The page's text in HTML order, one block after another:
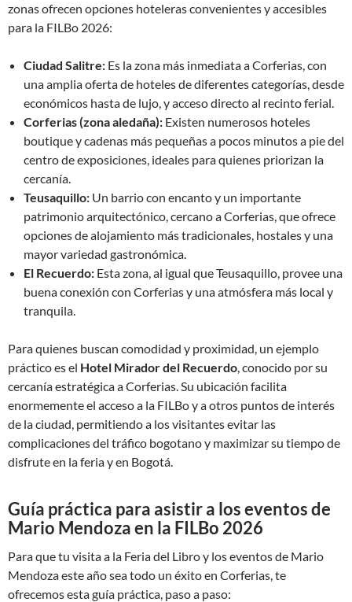
zonas ofrecen opciones hoteleras convenientes y accesibles
para la FILBo 2026:
Ciudad Salitre: Es la zona más inmediata a Corferias, con
una amplia oferta de hoteles de diferentes categorías, desde
económicos hasta de lujo, y acceso directo al recinto ferial.
Corferias (zona aledaña): Existen numerosos hoteles
boutique y cadenas más pequeñas a pocos minutos a pie del
centro de exposiciones, ideales para quienes priorizan la
cercanía.
Teusaquillo: Un barrio con encanto y un importante
patrimonio arquitectónico, cercano a Corferias, que ofrece
opciones de alojamiento más tradicionales, hostales y una
mayor variedad gastronómica.
El Recuerdo: Esta zona, al igual que Teusaquillo, provee una
buena conexión con Corferias y una atmósfera más local y
tranquila.
Para quienes buscan comodidad y proximidad, un ejemplo
práctico es el Hotel Mirador del Recuerdo, conocido por su
cercanía estratégica a Corferias. Su ubicación facilita
enormemente el acceso a la FILBo y a otros puntos de interés
de la ciudad, permitiendo a los visitantes evitar las
complicaciones del tráfico bogotano y maximizar su tiempo de
disfrute en la feria y en Bogotá.
Guía práctica para asistir a los eventos de
Mario Mendoza en la FILBo 2026
Para que tu visita a la Feria del Libro y los eventos de Mario
Mendoza este año sea todo un éxito en Corferias, te
ofrecemos esta guía práctica, paso a paso: